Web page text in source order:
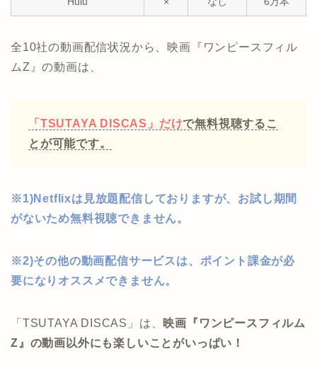
全10社の動画配信状況から、映画『ワンピースフィル
ムZ』の動画は、
「TSUTAYA DISCAS」だけで無料視聴するこ
とが可能です。
※1)Netflixは見放題配信しておりますが、お試し期間
がないため無料視聴できません。
※2)その他の動画配信サービスは、ポイント課金が必
要になりオススメできません。
「TSUTAYA DISCAS」は、 映画『ワンピースフィルム
Z』の動画以外にも楽しいことがいっぱい！